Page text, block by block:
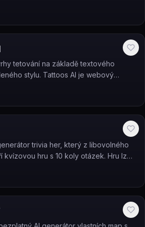
v dating aplikacích.
tetování na základě textového
stylu. Tattoos AI je webový
několika sekund vytvoří unikátní
přizpůsobené představám
trivia her, který z libovolného
kvízovou hru s 10 koly otázek. Hru lze
s přáteli přes sdílený QR kód.